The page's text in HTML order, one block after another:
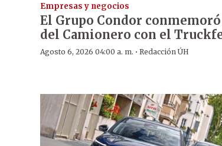
Empresas y negocios
El Grupo Condor
del Camionero con el
Agosto 6, 2026 04:00 a. m. · Redacción ÚH